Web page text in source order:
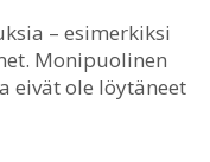
– esimerkiksi
Monipuolinen
eivät ole löytäneet